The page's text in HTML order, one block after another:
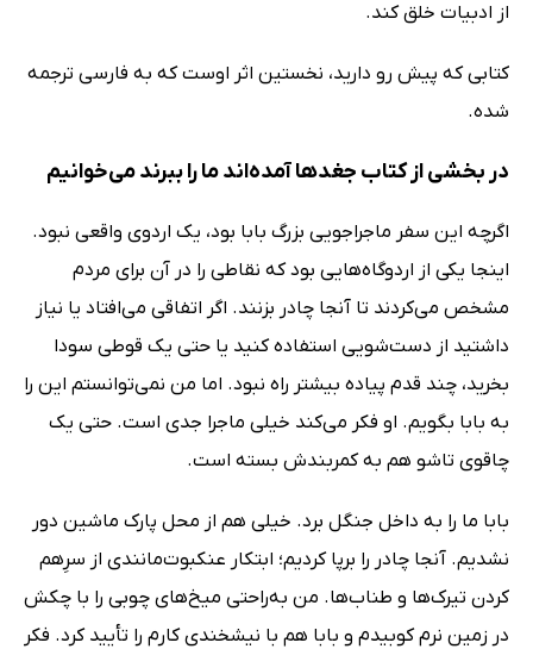
از ادبیات خلق کند.
کتابی که پیش رو دارید، نخستین اثر اوست که به فارسی ترجمه
شده.
در بخشی از کتاب جغدها آمده‌اند ما را ببرند می‌خوانیم
اگرچه این سفر ماجراجویی بزرگ بابا بود، یک اردوی واقعی نبود.
اینجا یکی از اردوگاه‌هایی بود که نقاطی را در آن برای مردم
مشخص می‌کردند تا آنجا چادر بزنند. اگر اتفاقی می‌افتاد یا نیاز
داشتید از دست‌شویی‌ استفاده کنید یا حتی یک قوطی سودا
بخرید، چند قدم پیاده بیشتر راه نبود. اما من نمی‌توانستم این را
به بابا بگویم. او فکر می‌کند خیلی ماجرا جدی است. حتی یک
چاقوی تاشو هم به کمربندش بسته است.
بابا ما را به داخل جنگل برد. خیلی هم از محل پارک ماشین دور
نشدیم. آنجا چادر را برپا کردیم؛ ابتکار عنکبوت‌مانندی از سرِهم‌
کردن تیرک‌ها و طناب‌ها. من به‌راحتی میخ‌های چوبی را با چکش
در زمین نرم کوبیدم و بابا هم با نیشخندی کارم را تأیید کرد. فکر